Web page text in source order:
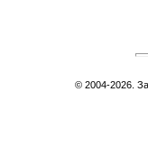
© 2004-2026.